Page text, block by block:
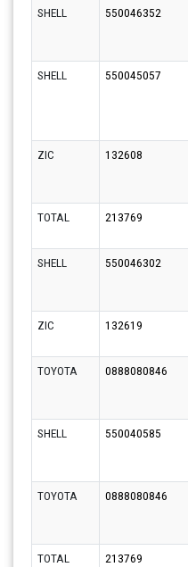
SHELL 550046352
SHELL 550045057
ZIC 132608
TOTAL 213769
SHELL
550046302
ZIC 132619
TOYOTA
0888080846
SHELL 550040585
TOYOTA 0888080846
TOTAL 213769